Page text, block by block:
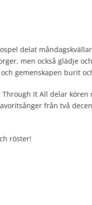
delat
men också glädje
gemenskapen burit
It All delar kören
från två
röster!